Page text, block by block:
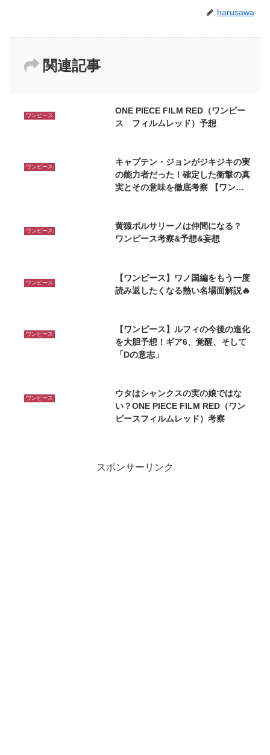
harusawa
関連記事
ワンピース
ONE PIECE FILM RED（ワンピー
ス フィルムレッド）予想
ワンピース
キャプテン・ジョンがジキジキの実
の能力者だった！確定した衝撃の真
実とその意味を徹底考察 【ワンピ
ワンピース
黄猿ボルサリーノは仲間になる？
ワンピース考察&予想&妄想
ワンピース
【ワンピース】ワノ国編をもう一度
読み返したくなる熱い名場面解説🔥
ワンピース
【ワンピース】ルフィの今後の進化
を大胆予想！ギア6、覚醒、そして
「Dの意志」
ワンピース
ウタはシャンクスの実の娘ではな
い？ONE PIECE FILM RED（ワン
ピースフィルムレッド）考察
スポンサーリンク